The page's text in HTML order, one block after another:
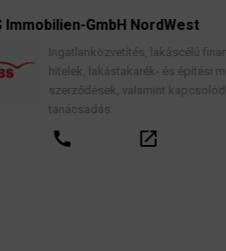
GmbH NordWest
lakáscélú finanszírozási
lakástakarék- és építési megtakarítási
valamint kapcsolódó pénzügyi